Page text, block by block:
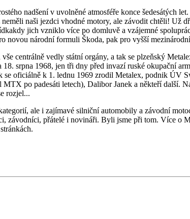
nadšení v uvolněné atmosféře konce šedesátých
naši jezdci vhodné motory, ale závodit chtěli! Už
jich vzniklo více po domluvě a vzájemné
novou národní formuli Škoda, pak pro vyšší
centrálně vedly státní orgány, a tak se plzeňský
srpna 1968, jen tři dny před invazí ruské okupační
oficiálně k 1. lednu 1969 zrodil Metalex, podnik ÚV
po padesáti letech), Dalibor Janek a někteří další.
rozjel...
ale i zajímavé silniční automobily a závodní
závodníci, přátelé i novináři. Byli jsme při tom. Více o